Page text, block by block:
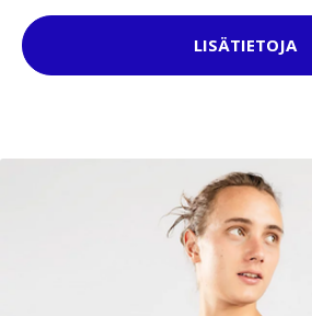
LISÄTIETOJA